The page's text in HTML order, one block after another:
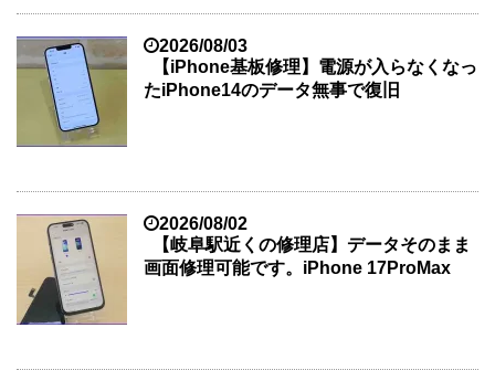
2026/08/03
【iPhone基板修理】電源が入らなくなっ
たiPhone14のデータ無事で復旧
2026/08/02
【岐阜駅近くの修理店】データそのまま
画面修理可能です。iPhone 17ProMax